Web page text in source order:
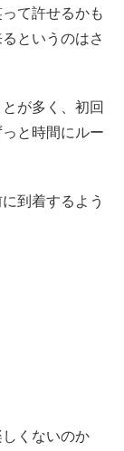
て許せるかも
というのはさ
が多く、初回
と時間にルー
到着するよう
くないのか